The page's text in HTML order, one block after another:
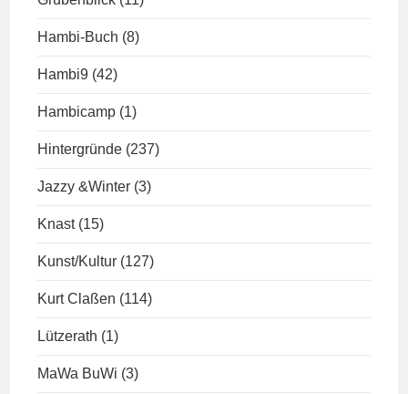
Hambi-Buch (8)
Hambi9 (42)
Hambicamp (1)
Hintergründe (237)
Jazzy &Winter (3)
Knast (15)
Kunst/Kultur (127)
Kurt Claßen (114)
Lützerath (1)
MaWa BuWi (3)